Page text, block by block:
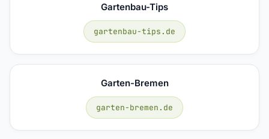
Gartenbau-Tips
gartenbau-tips.de
Garten-Bremen
garten-bremen.de